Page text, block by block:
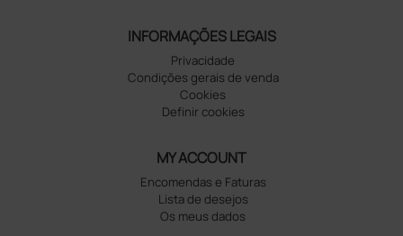
INFORMAÇÕES LEGAIS
Privacidade
Condições gerais de venda
Cookies
Definir cookies
MY ACCOUNT
Encomendas e Faturas
Lista de desejos
Os meus dados